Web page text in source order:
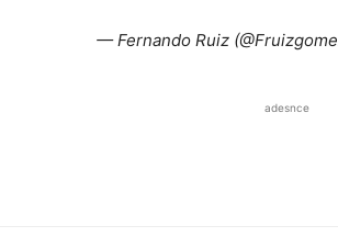
— Fernando Ruiz
adesnce